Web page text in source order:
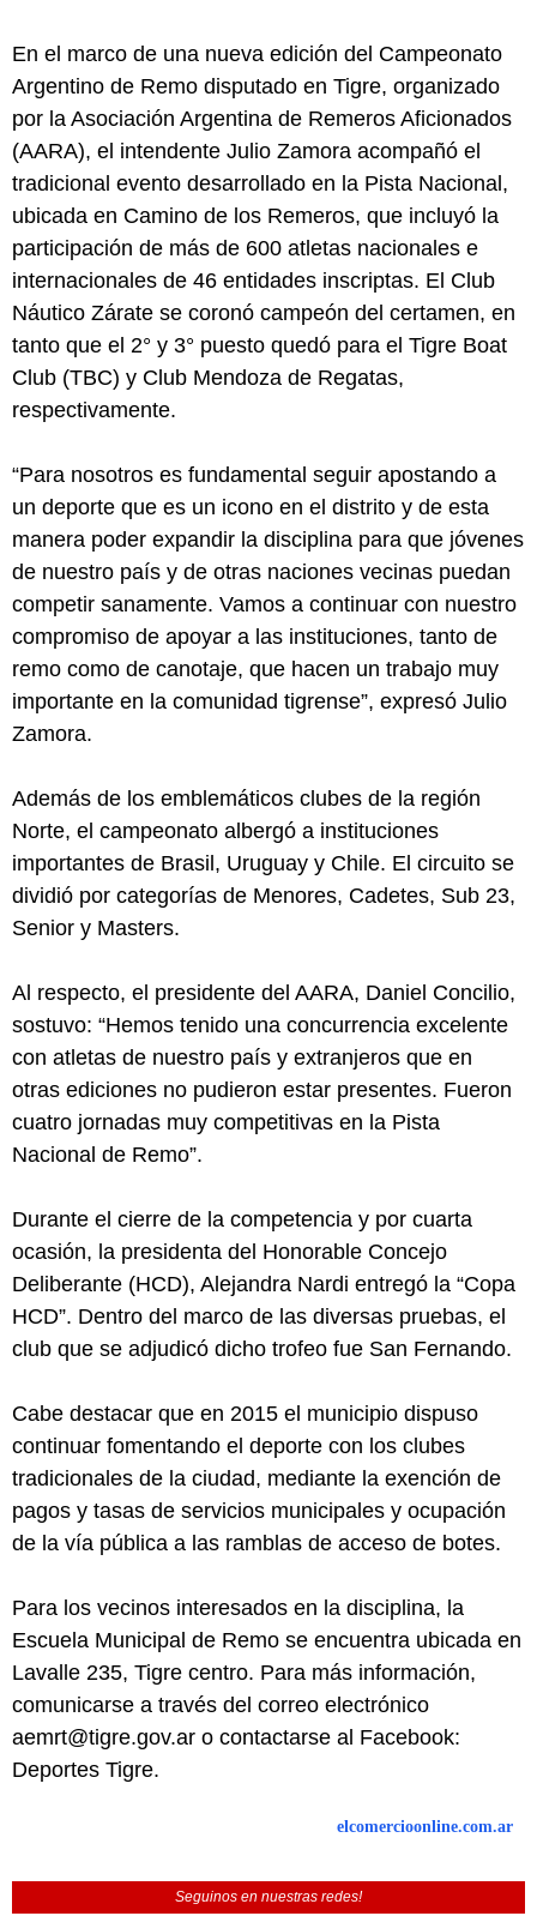
En el marco de una nueva edición del Campeonato
Argentino de Remo disputado en Tigre, organizado
por la Asociación Argentina de Remeros Aficionados
(AARA), el intendente Julio Zamora acompañó el
tradicional evento desarrollado en la Pista Nacional,
ubicada en Camino de los Remeros, que incluyó la
participación de más de 600 atletas nacionales e
internacionales de 46 entidades inscriptas. El Club
Náutico Zárate se coronó campeón del certamen, en
tanto que el 2° y 3° puesto quedó para el Tigre Boat
Club (TBC) y Club Mendoza de Regatas,
respectivamente.
“Para nosotros es fundamental seguir apostando a
un deporte que es un icono en el distrito y de esta
manera poder expandir la disciplina para que jóvenes
de nuestro país y de otras naciones vecinas puedan
competir sanamente. Vamos a continuar con nuestro
compromiso de apoyar a las instituciones, tanto de
remo como de canotaje, que hacen un trabajo muy
importante en la comunidad tigrense”, expresó Julio
Zamora.
Además de los emblemáticos clubes de la región
Norte, el campeonato albergó a instituciones
importantes de Brasil, Uruguay y Chile. El circuito se
dividió por categorías de Menores, Cadetes, Sub 23,
Senior y Masters.
Al respecto, el presidente del AARA, Daniel Concilio,
sostuvo: “Hemos tenido una concurrencia excelente
con atletas de nuestro país y extranjeros que en
otras ediciones no pudieron estar presentes. Fueron
cuatro jornadas muy competitivas en la Pista
Nacional de Remo”.
Durante el cierre de la competencia y por cuarta
ocasión, la presidenta del Honorable Concejo
Deliberante (HCD), Alejandra Nardi entregó la “Copa
HCD”. Dentro del marco de las diversas pruebas, el
club que se adjudicó dicho trofeo fue San Fernando.
Cabe destacar que en 2015 el municipio dispuso
continuar fomentando el deporte con los clubes
tradicionales de la ciudad, mediante la exención de
pagos y tasas de servicios municipales y ocupación
de la vía pública a las ramblas de acceso de botes.
Para los vecinos interesados en la disciplina, la
Escuela Municipal de Remo se encuentra ubicada en
Lavalle 235, Tigre centro. Para más información,
comunicarse a través del correo electrónico
aemrt@tigre.gov.ar o contactarse al Facebook:
Deportes Tigre.
elcomercioonline.com.ar
Seguinos en nuestras redes!